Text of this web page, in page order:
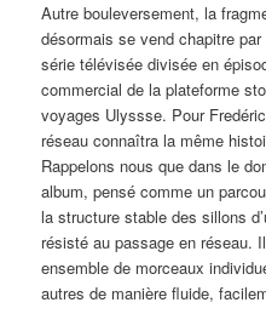
Autre bouleversement, la
désormais se vend chapitre
série télévisée divisée en
commercial de la plateforme
voyages Ulyssse. Pour
réseau connaîtra la même
Rappelons nous que dans le
album, pensé comme un
la structure stable des sillons
résisté au passage en réseau.
ensemble de morceaux
autres de manière fluide,